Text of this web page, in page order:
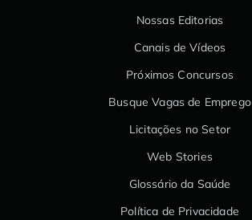
Nossas Editorias
Canais de Vídeos
Próximos Concursos
Busque Vagas de Emprego
Licitações no Setor
Web Stories
Glossário da Saúde
Política de Privacidade